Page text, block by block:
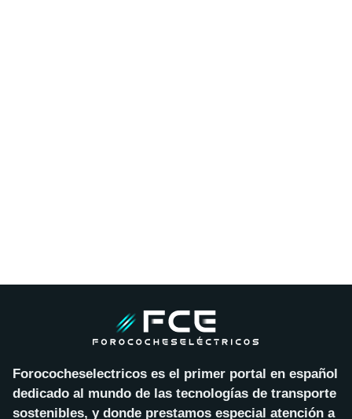
Forococheselectricos es el primer portal en español
dedicado al mundo de las tecnologías de transporte
sostenibles, y donde prestamos especial atención a